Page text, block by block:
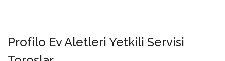
Profilo Ev Aletleri Yetkili Servisi